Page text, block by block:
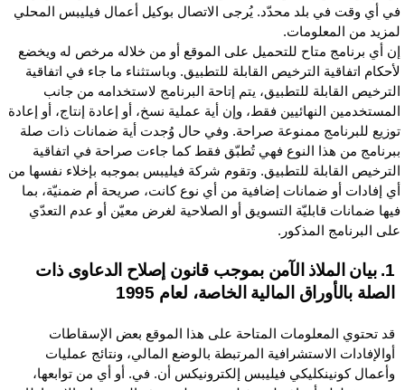
أي وقت في بلد محدّد. يُرجى الاتصال بوكيل أعمال فيليبس المحلي
من المعلومات.
أي برنامج متاح للتحميل على الموقع أو من خلاله مرخص له ويخضع
اتفاقية الترخيص القابلة للتطبيق. وباستثناء ما جاء في اتفاقية
القابلة للتطبيق، يتم إتاحة البرنامج لاستخدامه من جانب
النهائيين فقط، وإن أية عملية نسخ، أو إعادة إنتاج، أو إعادة
للبرنامج ممنوعة صراحة. وفي حال وُجدت أية ضمانات ذات صلة
من هذا النوع فهي تُطبّق فقط كما جاءت صراحة في اتفاقية
القابلة للتطبيق. وتقوم شركة فيليبس بموجبه بإخلاء نفسها من
إفادات أو ضمانات إضافية من أي نوع كانت، صريحة أم ضمنيّة، بما
ضمانات قابليّة التسويق أو الصلاحية لغرض معيّن أو عدم التعدّي
البرنامج المذكور.
1. بيان الملاذ الآمن بموجب قانون إصلاح الدعاوى ذات
الصلة بالأوراق المالية الخاصة، لعام 1995
قد تحتوي المعلومات المتاحة على هذا الموقع بعض الإسقاطات
أوالإفادات الاستشرافية المرتبطة بالوضع المالي، ونتائج عمليات
وأعمال كونينكليكي فيليبس إلكترونيكس أن. في. أو أي من توابعها،